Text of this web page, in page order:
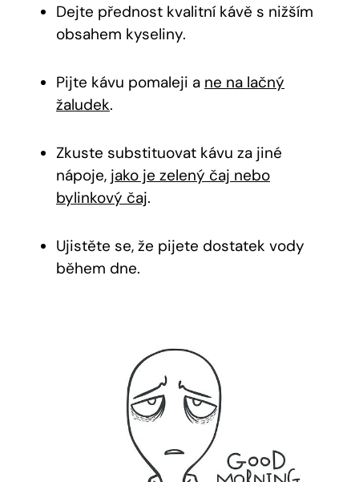
Dejte přednost kvalitní kávě s nižším
obsahem kyseliny.
Pijte kávu pomaleji a ne na lačný
žaludek.
Zkuste substituovat kávu za jiné
nápoje, jako je zelený čaj nebo
bylinkový čaj.
Ujistěte se, že pijete dostatek vody
během dne.